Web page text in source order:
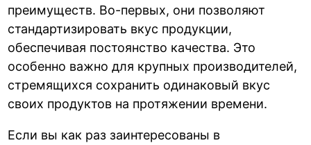
преимуществ. Во-первых, они позволяют
стандартизировать вкус продукции,
обеспечивая постоянство качества. Это
особенно важно для крупных производителей,
стремящихся сохранить одинаковый вкус
своих продуктов на протяжении времени.
Если вы как раз заинтересованы в